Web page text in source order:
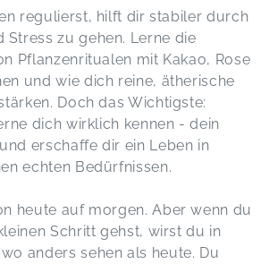
regulierst, hilft dir stabiler durch
Stress zu gehen. Lerne die
Pflanzenritualen mit Kakao, Rose
und wie dich reine, ätherische
Doch das Wichtigste:
dich wirklich kennen - dein
erschaffe dir ein Leben in
echten Bedürfnissen.
heute auf morgen. Aber wenn du
Schritt gehst, wirst du in
anders sehen als heute. Du